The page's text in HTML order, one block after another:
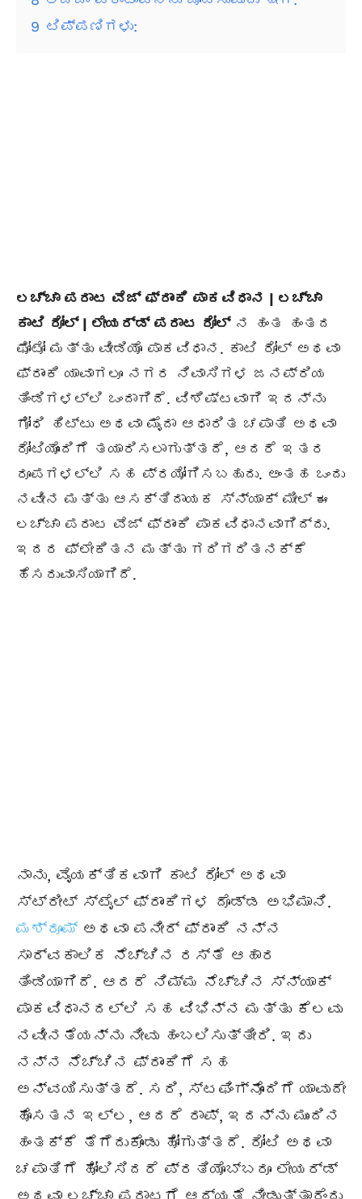
9 ಟಿಪ್ಪಣಿಗಳು:
ಲಚ್ಚಾ ಪರಾಟ ವೆಜ್ ಫ್ರಾಂಕಿ ಪಾಕವಿಧಾನ | ಲಚ್ಚಾ
ಕಾಟಿ ರೋಲ್ | ಲೇಯರ್ಡ್ ಪರಾಟ ರೋಲ್ನ ಹಂತ ಹಂತದ
ಫೋಟೋ ಮತ್ತು ವೀಡಿಯೊ ಪಾಕವಿಧಾನ. ಕಾಟಿ ರೋಲ್ ಅಥವಾ
ಫ್ರಾಂಕಿ ಯಾವಾಗಲೂ ನಗರ ನಿವಾಸಿಗಳ ಜನಪ್ರಿಯ
ತಿಂಡಿಗಳಲ್ಲಿ ಒಂದಾಗಿದೆ. ವಿಶಿಷ್ಟವಾಗಿ ಇದನ್ನು
ಗೋಧಿ ಹಿಟ್ಟು ಅಥವಾ ಮೈದಾ ಆಧಾರಿತ ಚಪಾತಿ ಅಥವಾ
ರೋಟಿಯೊಂದಿಗೆ ತಯಾರಿಸಲಾಗುತ್ತದೆ, ಆದರೆ ಇತರ
ರೂಪಗಳಲ್ಲಿ ಸಹ ಪ್ರಯೋಗಿಸಬಹುದು. ಅಂತಹ ಒಂದು
ನವೀನ ಮತ್ತು ಆಸಕ್ತಿದಾಯಕ ಸ್ನ್ಯಾಕ್ ಮೀಲ್ ಈ
ಲಚ್ಚಾ ಪರಾಟ ವೆಜ್ ಫ್ರಾಂಕಿ ಪಾಕವಿಧಾನವಾಗಿದ್ದು.
ಇದರ ಫ್ಲೇಕಿತನ ಮತ್ತು ಗರಿಗರಿತನಕ್ಕೆ
ಹೆಸರುವಾಸಿಯಾಗಿದೆ.
ನಾನು, ವೈಯಕ್ತಿಕವಾಗಿ ಕಾಟಿ ರೋಲ್ ಅಥವಾ
ಸ್ಟ್ರೀಟ್ ಸ್ಟೈಲ್ ಫ್ರಾಂಕಿಗಳ ದೊಡ್ಡ ಅಭಿಮಾನಿ.
ಮಶ್ರೂಮ್ ಅಥವಾ ಪನೀರ್ ಫ್ರಾಂಕಿ ನನ್ನ
ಸಾರ್ವಕಾಲಿಕ ನೆಚ್ಚಿನ ರಸ್ತೆ ಆಹಾರ
ತಿಂಡಿಯಾಗಿದೆ. ಆದರೆ ನಿಮ್ಮ ನೆಚ್ಚಿನ ಸ್ನ್ಯಾಕ್
ಪಾಕವಿಧಾನದಲ್ಲಿ ಸಹ ವಿಭಿನ್ನ ಮತ್ತು ಕೆಲವು
ನವೀನತೆಯನ್ನು ನೀವು ಹಂಬಲಿಸುತ್ತೀರಿ. ಇದು
ನನ್ನ ನೆಚ್ಚಿನ ಫ್ರಾಂಕಿಗೆ ಸಹ
ಅನ್ವಯಿಸುತ್ತದೆ. ಸರಿ, ಸ್ಟಫಿಂಗ್ನೊಂದಿಗೆ ಯಾವುದೇ
ಹೊಸತನ ಇಲ್ಲ, ಆದರೆ ರಾಪ್, ಇದನ್ನು ಮುಂದಿನ
ಹಂತಕ್ಕೆ ತೆಗೆದುಕೊಂಡು ಹೋಗುತ್ತದೆ. ರೋಟಿ ಅಥವಾ
ಚಪಾತಿಗೆ ಹೋಲಿಸಿದರೆ ಪ್ರತಿಯೊಬ್ಬರೂ ಲೇಯರ್ಡ್